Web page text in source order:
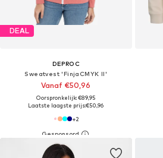
DEAL
DEPROC
Sweatvest 'FinjaCMYK II'
Vanaf €50,96
Oorspronkelijk: €89,95
Laatste laagste prijs:€50,96
+2